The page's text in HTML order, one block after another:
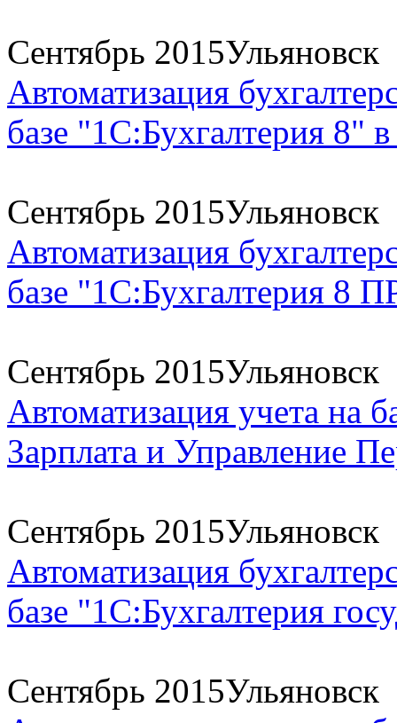
Сентябрь 2015Ульяновск
Автоматизация
базе "1С:Бухгалтерия
Сентябрь 2015Ульяновск
Автоматизация
базе "1С:Бухгалтерия
Сентябрь 2015Ульяновск
Автоматизация учета на
Зарплата и Управление
Сентябрь 2015Ульяновск
Автоматизация
базе "1С:Бухгалтерия
Сентябрь 2015Ульяновск